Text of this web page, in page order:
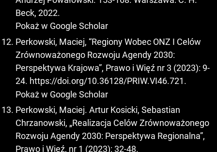
Beck, 2022.
Pokaż w Google Scholar
Perkowski, Maciej, “Regiony Wobec ONZ I Celów
Zrównoważonego Rozwoju Agendy 2030:
Perspektywa Krajowa”, Prawo i Więź nr 3 (2023): 9-
24. https://doi.org/10.36128/PRIW.VI46.721.
Pokaż w Google Scholar
Perkowski, Maciej. Artur Kosicki, Sebastian
Chrzanowski, „Realizacja Celów Zrównoważonego
Rozwoju Agendy 2030: Perspektywa Regionalna”,
Prawo i Więź, nr 1 (2023): 32-48.